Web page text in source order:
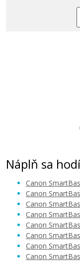
Náplň sa
Canon
Canon
Canon
Canon
Canon
Canon
Canon
Canon